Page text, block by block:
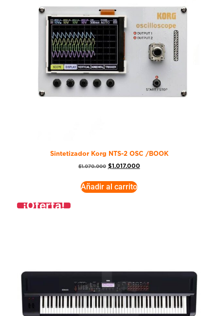
Sintetizador Korg NTS-2 OSC /BOOK
$1.070.000 $1.017.000
Añadir al carrito
¡Oferta!